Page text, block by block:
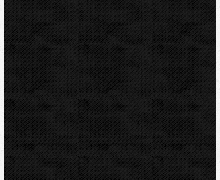
DYTRON
KNIPEX
LOXEAL
REED
HEUER